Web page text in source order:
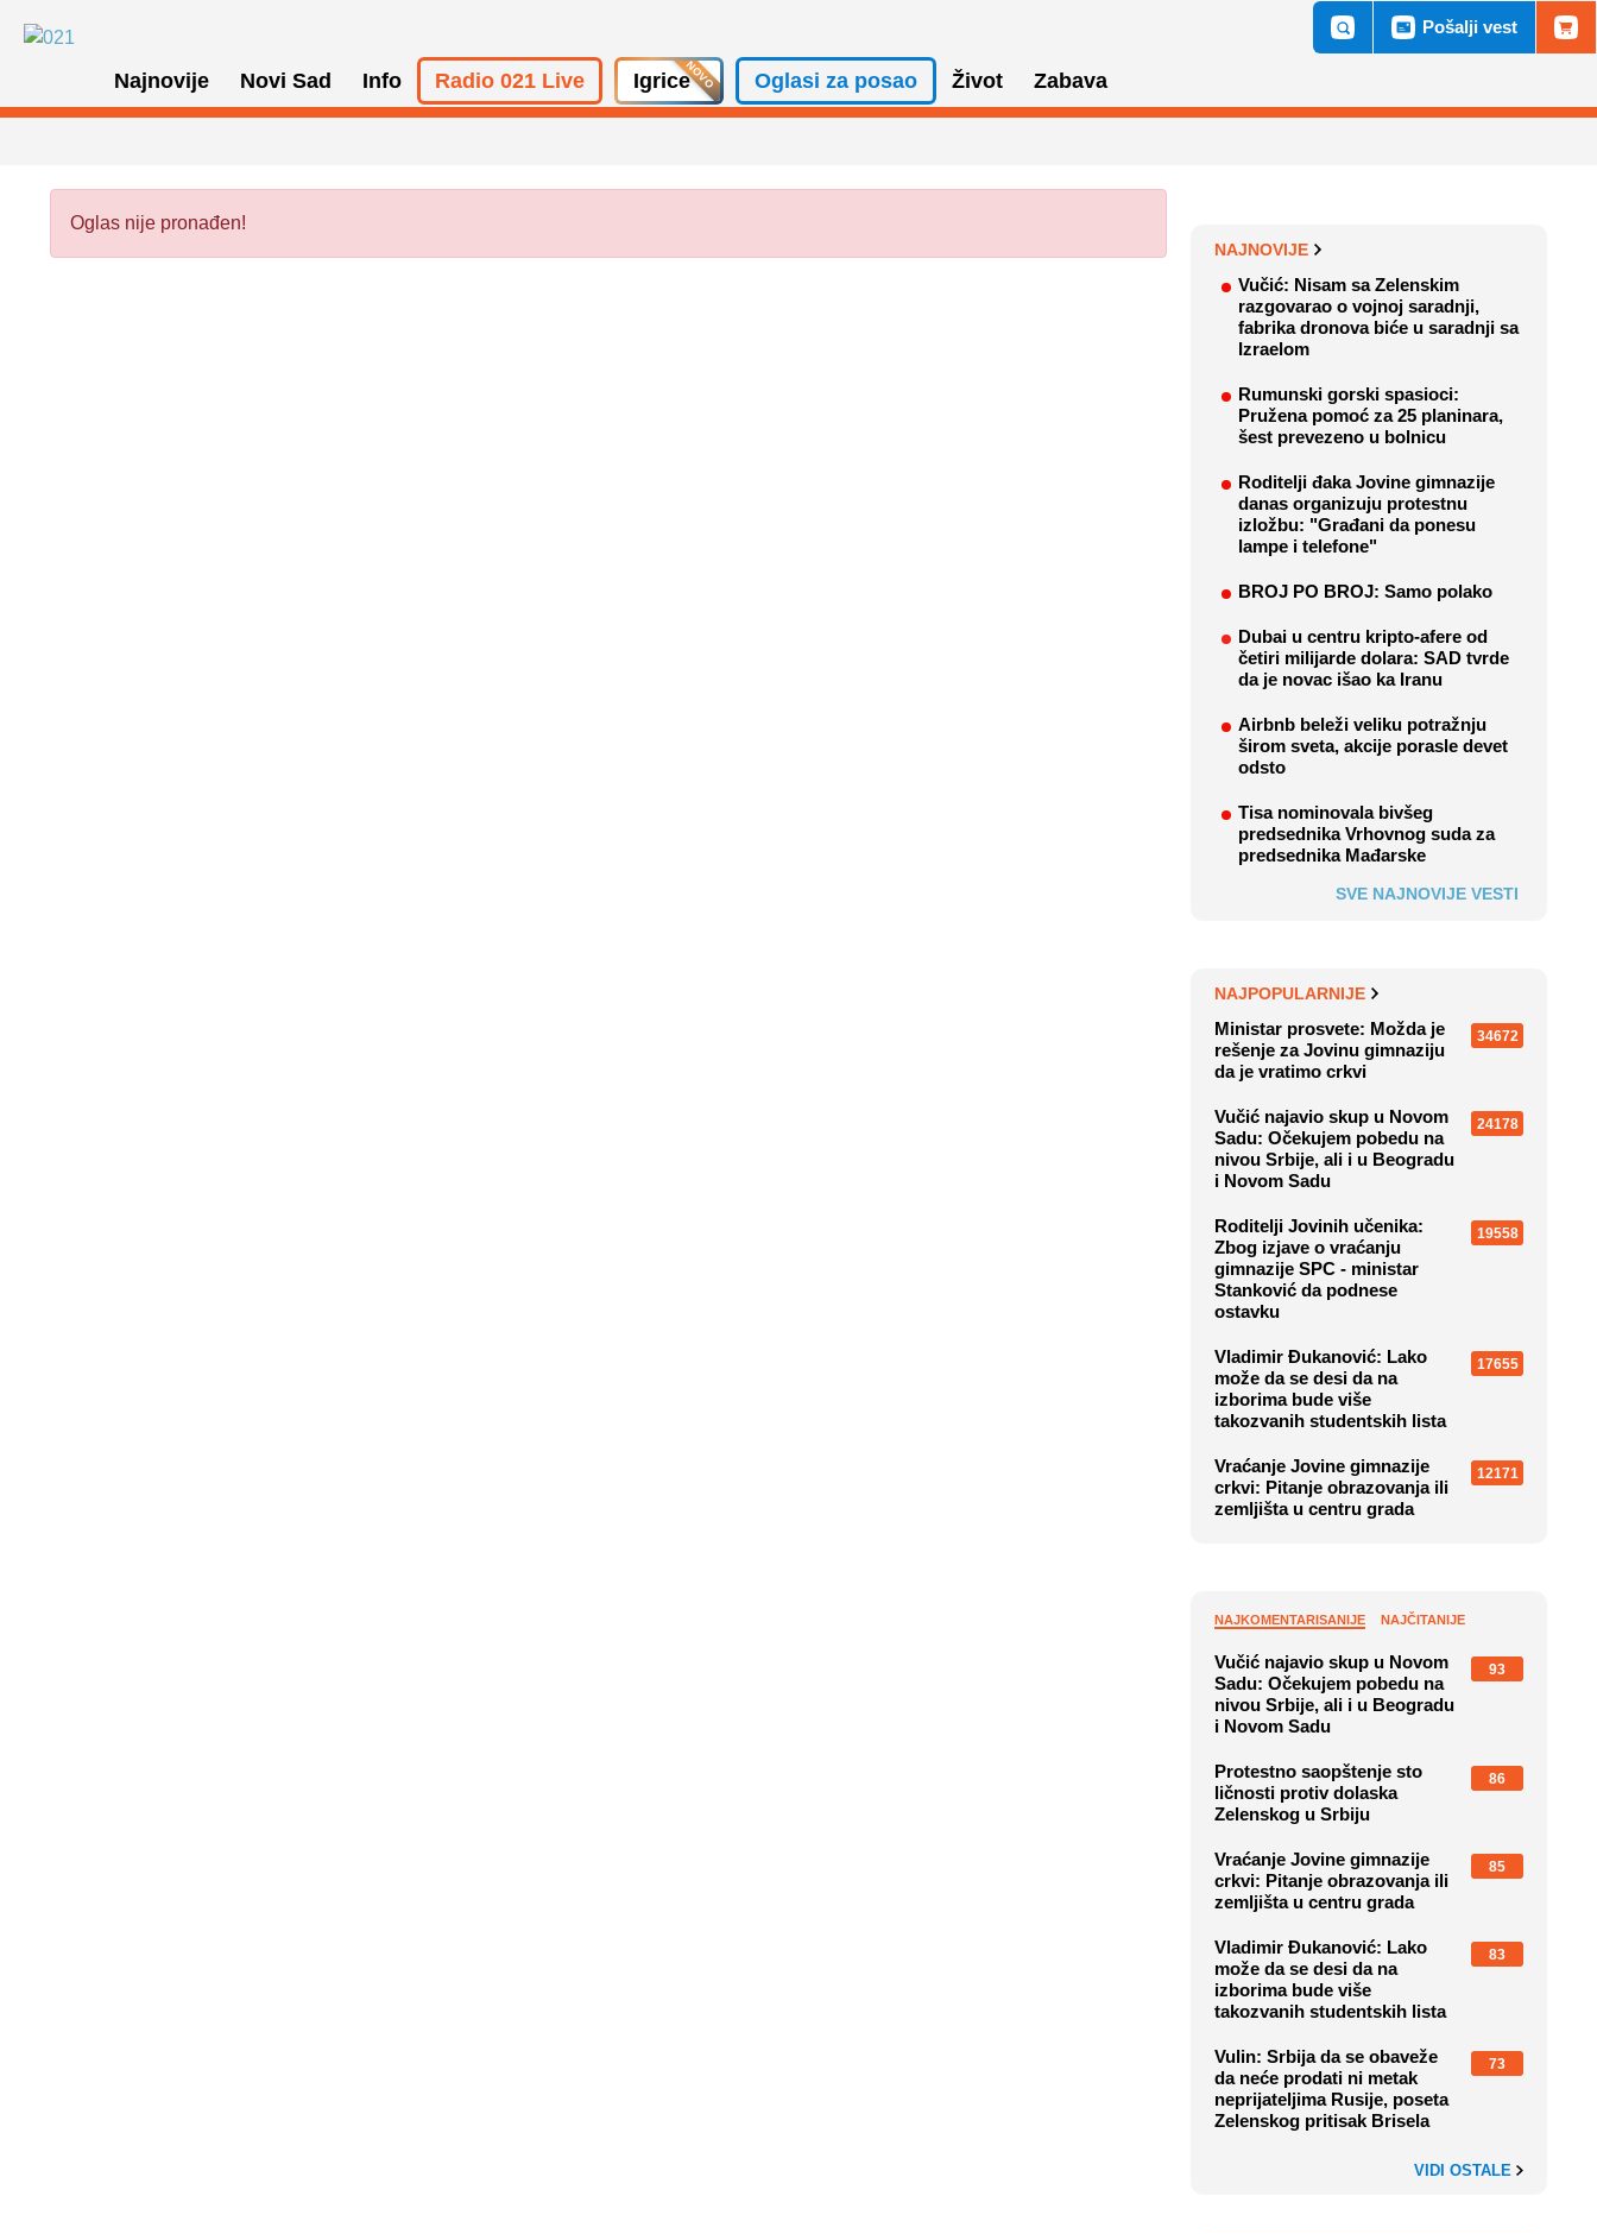
Najnovije Novi Sad Info Radio 021 Live Igrice Oglasi za posao Život Zabava
Pošalji vest
Oglas nije pronađen!
NAJNOVIJE
Vučić: Nisam sa Zelenskim
razgovarao o vojnoj saradnji,
fabrika dronova biće u saradnji sa
Izraelom
Rumunski gorski spasioci:
Pružena pomoć za 25 planinara,
šest prevezeno u bolnicu
Roditelji đaka Jovine gimnazije
danas organizuju protestnu
izložbu: "Građani da ponesu
lampe i telefone"
BROJ PO BROJ: Samo polako
Dubai u centru kripto-afere od
četiri milijarde dolara: SAD tvrde
da je novac išao ka Iranu
Airbnb beleži veliku potražnju
širom sveta, akcije porasle devet
odsto
Tisa nominovala bivšeg
predsednika Vrhovnog suda za
predsednika Mađarske
SVE NAJNOVIJE VESTI
NAJPOPULARNIJE
Ministar prosvete: Možda je
rešenje za Jovinu gimnaziju
da je vratimo crkvi
34672
Vučić najavio skup u Novom
Sadu: Očekujem pobedu na
nivou Srbije, ali i u Beogradu
i Novom Sadu
24178
Roditelji Jovinih učenika:
Zbog izjave o vraćanju
gimnazije SPC - ministar
Stanković da podnese
ostavku
19558
Vladimir Đukanović: Lako
može da se desi da na
izborima bude više
takozvanih studentskih lista
17655
Vraćanje Jovine gimnazije
crkvi: Pitanje obrazovanja ili
zemljišta u centru grada
12171
NAJKOMENTARISANIJE NAJČITANIJE
Vučić najavio skup u Novom
Sadu: Očekujem pobedu na
nivou Srbije, ali i u Beogradu
i Novom Sadu
93
Protestno saopštenje sto
ličnosti protiv dolaska
Zelenskog u Srbiju
86
Vraćanje Jovine gimnazije
crkvi: Pitanje obrazovanja ili
zemljišta u centru grada
85
Vladimir Đukanović: Lako
može da se desi da na
izborima bude više
takozvanih studentskih lista
83
Vulin: Srbija da se obaveže
da neće prodati ni metak
neprijateljima Rusije, poseta
Zelenskog pritisak Brisela
73
VIDI OSTALE